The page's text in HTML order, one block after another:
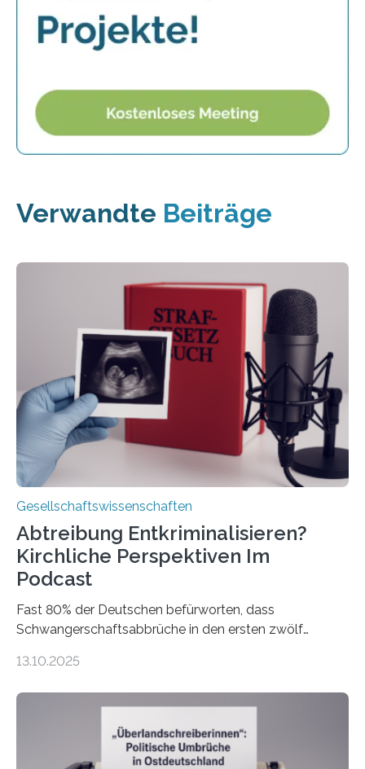
Verwandte Beiträge
Gesellschaftswissenschaften
Abtreibung Entkriminalisieren?
Kirchliche Perspektiven Im
Podcast
Fast 80% der Deutschen befürworten, dass
Schwangerschaftsabbrüche in den ersten zwölf
doch bleibt das Thema hoch emotional und politisch
einer gesellschaftlichen Spaltung des Landes, und
2025 sorgt der Fall Brosius-Gersdorf für
Schlagzeilen.Das Sozialwissenschaftliche Institut der
EKD hat untersucht, wie Menschen in Deutschland
13.10.2025